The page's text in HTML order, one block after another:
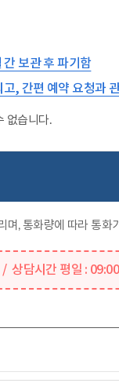
보관 후 파기함
, 간편 예약 요청과
없습니다.
, 통화량에 따라 통화
상담시간 평일 :